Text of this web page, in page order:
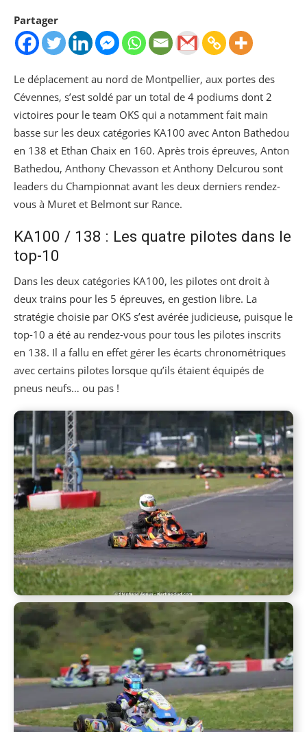
Partager
Le déplacement au nord de Montpellier, aux portes des
Cévennes, s’est soldé par un total de 4 podiums dont 2
victoires pour le team OKS qui a notamment fait main
basse sur les deux catégories KA100 avec Anton Bathedou
en 138 et Ethan Chaix en 160. Après trois épreuves, Anton
Bathedou, Anthony Chevasson et Anthony Delcurou sont
leaders du Championnat avant les deux derniers rendez-
vous à Muret et Belmont sur Rance.
KA100 / 138 : Les quatre pilotes dans le
top-10
Dans les deux catégories KA100, les pilotes ont droit à
deux trains pour les 5 épreuves, en gestion libre. La
stratégie choisie par OKS s’est avérée judicieuse, puisque le
top-10 a été au rendez-vous pour tous les pilotes inscrits
en 138. Il a fallu en effet gérer les écarts chronométriques
avec certains pilotes lorsque qu’ils étaient équipés de
pneus neufs… ou pas !